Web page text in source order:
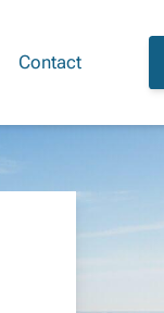
Contact